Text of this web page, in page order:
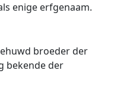
enige erfgenaam.
broeder der
bekende der